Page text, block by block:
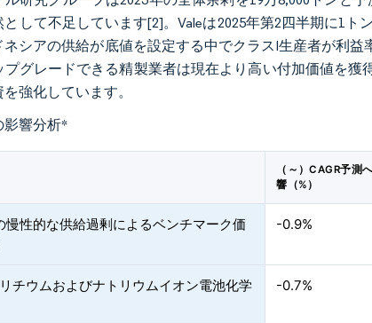
して不足しています[2]。Valeは2025年第2四半期に1ト
ネシアの供給が底値を設定する中でクラスI生産者が利
プグレードできる精製業者は現在より高い付加価値を
を強化しています。
影響分析*
（～）CAGR予測
響（%）
慢性的な供給過剰によるベンチマーク価
-0.9%
チウムおよびナトリウムイオン電池化学
-0.7%